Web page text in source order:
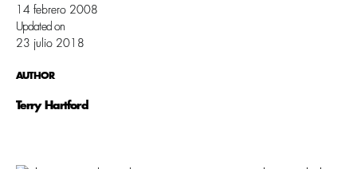
14 febrero 2008
Updated on
23 julio 2018
AUTHOR
Terry Hartford